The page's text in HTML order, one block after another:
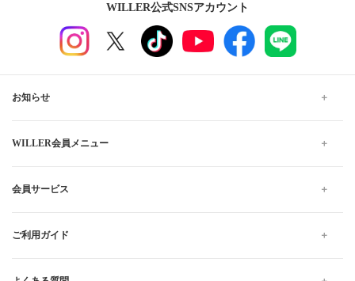
WILLER公式SNSアカウント
お知らせ
WILLER会員メニュー
会員サービス
ご利用ガイド